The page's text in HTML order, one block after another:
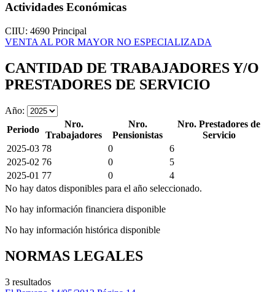
Actividades Económicas
CIIU: 4690 Principal
VENTA AL POR MAYOR NO ESPECIALIZADA
CANTIDAD DE TRABAJADORES Y/O
PRESTADORES DE SERVICIO
Año:
Periodo
Nro.
Trabajadores
Nro.
Pensionistas
Nro. Prestadores de
Servicio
2025-03 78 0
6
2025-02 76 0
5
2025-01 77 0
4
No hay datos disponibles para el año seleccionado.
No hay información financiera disponible
No hay información histórica disponible
NORMAS LEGALES
3 resultados